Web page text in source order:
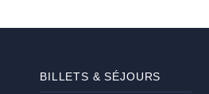
BILLETS & SÉJOURS